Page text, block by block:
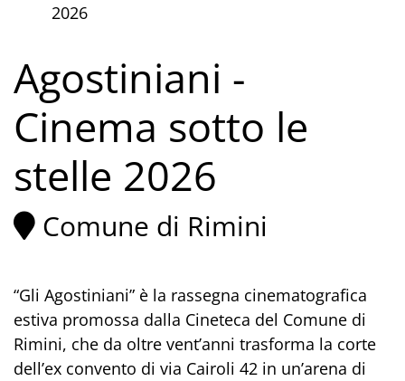
2026
Agostiniani -
Cinema sotto le
stelle 2026
Comune di Rimini
“Gli Agostiniani” è la rassegna cinematografica
estiva promossa dalla Cineteca del Comune di
Rimini, che da oltre vent’anni trasforma la corte
dell’ex convento di via Cairoli 42 in un’arena di